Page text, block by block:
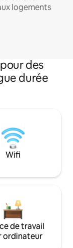
logements
des
durée
Wifi
de travail
ordinateur